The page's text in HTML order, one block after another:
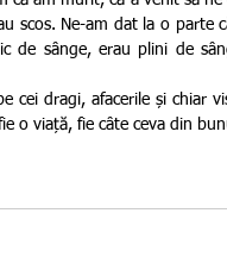
scos. Ne-am dat la o parte
de sânge, erau plini de
o viață, fie câte ceva din